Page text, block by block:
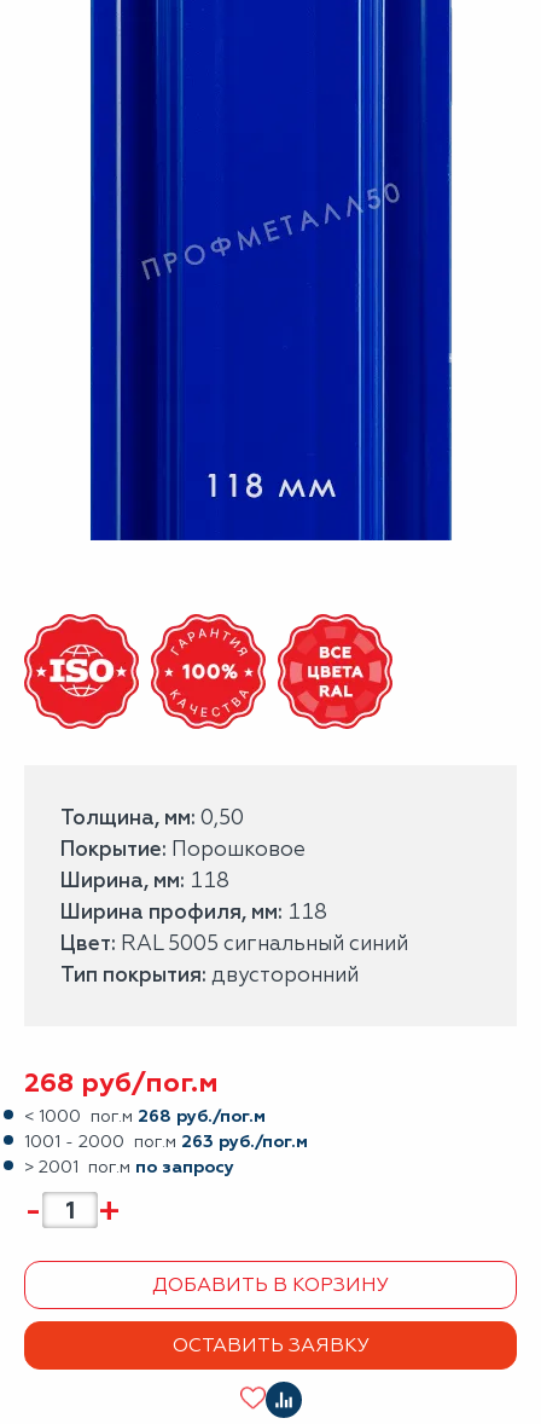
Толщина, мм: 0,50
Покрытие: Порошковое
Ширина, мм: 118
Ширина профиля, мм: 118
Цвет: RAL 5005 сигнальный синий
Тип покрытия: двусторонний
268 руб/пог.м
< 1000 пог.м 268 руб./пог.м
1001 - 2000 пог.м 263 руб./пог.м
> 2001 пог.м по запросу
- +
ДОБАВИТЬ В КОРЗИНУ
ОСТАВИТЬ ЗАЯВКУ